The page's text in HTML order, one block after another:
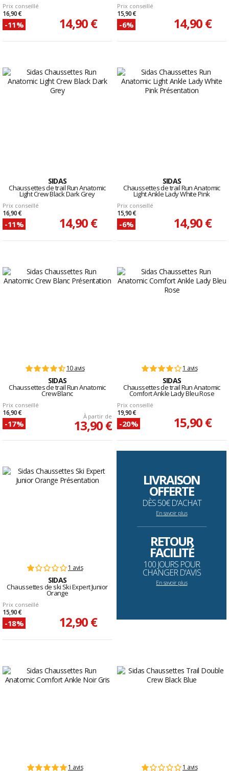
Prix conseillé
16,90 €
-11% 14,90 €
Prix conseillé
15,90 €
-6% 14,90 €
SIDAS
Chaussettes de trail Run Anatomic
Light Crew Black Dark Grey
Prix conseillé
16,90 €
-11% 14,90 €
SIDAS
Chaussettes de trail Run Anatomic
Light Ankle Lady White Pink
Prix conseillé
15,90 €
-6% 14,90 €
10 avis
SIDAS
Chaussettes de trail Run Anatomic
Crew Blanc
Prix conseillé
16,90 €
-17%
À partir de
13,90 €
1 avis
SIDAS
Chaussettes de trail Run Anatomic
Comfort Ankle Lady Bleu Rose
Prix conseillé
19,90 €
-20% 15,90 €
1 avis
SIDAS
Chaussettes de ski Ski Expert Junior
Orange
Prix conseillé
15,90 €
-18% 12,90 €
LIVRAISON
OFFERTE
DÈS 50€ D'ACHAT
En savoir plus
--------------------------------------------------------------------
RETOUR
FACILITÉ
100 JOURS POUR
CHANGER D'AVIS
En savoir plus
1 avis 1 avis